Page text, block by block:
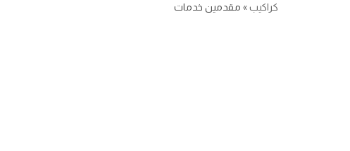
كراكيب» مقدمين خدمات